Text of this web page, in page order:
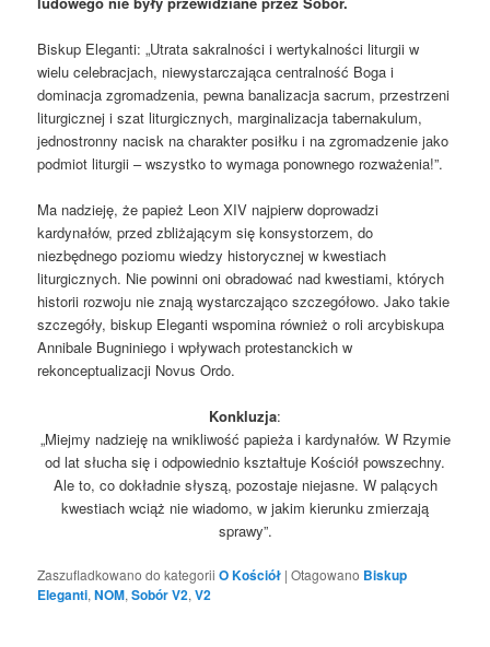
Biskup Eleganti: „Utrata sakralności i wertykalności liturgii w
wielu celebracjach, niewystarczająca centralność Boga i
dominacja zgromadzenia, pewna banalizacja sacrum, przestrzeni
liturgicznej i szat liturgicznych, marginalizacja tabernakulum,
jednostronny nacisk na charakter posiłku i na zgromadzenie jako
podmiot liturgii – wszystko to wymaga ponownego rozważenia!”.
Ma nadzieję, że papież Leon XIV najpierw doprowadzi
kardynałów, przed zbliżającym się konsystorzem, do
niezbędnego poziomu wiedzy historycznej w kwestiach
liturgicznych. Nie powinni oni obradować nad kwestiami, których
historii rozwoju nie znają wystarczająco szczegółowo. Jako takie
szczegóły, biskup Eleganti wspomina również o roli arcybiskupa
Annibale Bugniniego i wpływach protestanckich w
rekonceptualizacji Novus Ordo.
Konkluzja:
„Miejmy nadzieję na wnikliwość papieża i kardynałów. W Rzymie
od lat słucha się i odpowiednio kształtuje Kościół powszechny.
Ale to, co dokładnie słyszą, pozostaje niejasne. W palących
kwestiach wciąż nie wiadomo, w jakim kierunku zmierzają
sprawy”.
Zaszufladkowano do kategorii O Kościół |Otagowano Biskup
Eleganti,NOM,Sobór V2,V2